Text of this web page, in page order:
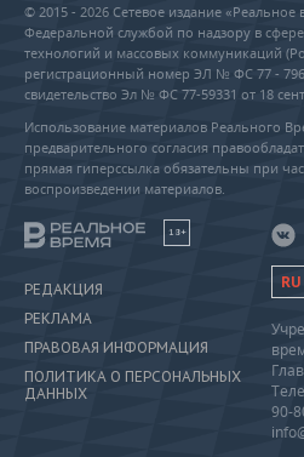
© 2015 - 2026 Сетевое издание «Реальное
Федеральной службой по надзору в
технологий и массовых коммуникаций
регистрационный номер ЭЛ № ФС 77 -
свидетельство Эл № ФС 77-59331 от 18
Использование материалов Реального
предварительного согласия
прямая гиперссылка обязательны при
воспроизведении материалов.
18+
РЕДАКЦИЯ
РЕКЛАМА
ПРАВОВАЯ ИНФОРМАЦИЯ
ПОЛИТИКА О ПЕРСОНАЛЬНЫХ
ДАННЫХ
RU
90-